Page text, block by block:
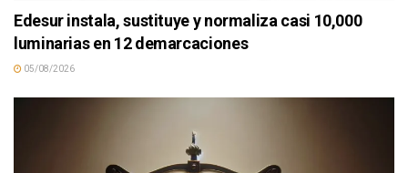
Edesur instala, sustituye y normaliza casi 10,000
luminarias en 12 demarcaciones
05/08/2026